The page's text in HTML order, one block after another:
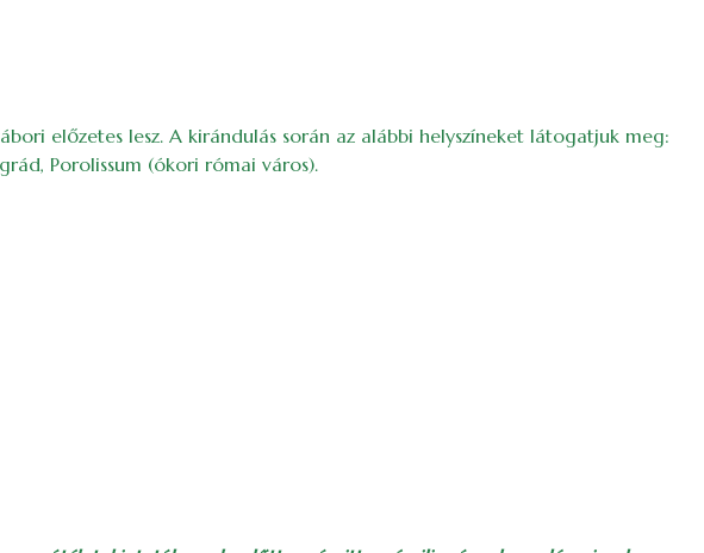
előzetes lesz. A kirándulás során az alábbi helyszíneket látogatjuk meg:
Porolissum (ókori római város).